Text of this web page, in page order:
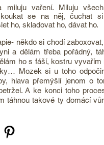
miluju vaření. Miluju
koukat se na něj, čuchat
ho, skladovat ho, dávat ho.
někdo si chodí
a dělám třeba pořádný,
ho s fáší, kostru vyvařím
Mozek si u toho
hlava přemýšlí jenom o
A ke konci toho
táhnou takové ty domácí